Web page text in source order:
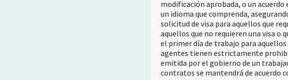
modificación aprobada, o un
un idioma que comprenda,
solicitud de visa para aquellos que
aquellos que no requieren una visa o
el primer día de trabajo para
agentes tienen estrictamente
emitida por el gobierno de un
contratos se mantendrá de acuerdo